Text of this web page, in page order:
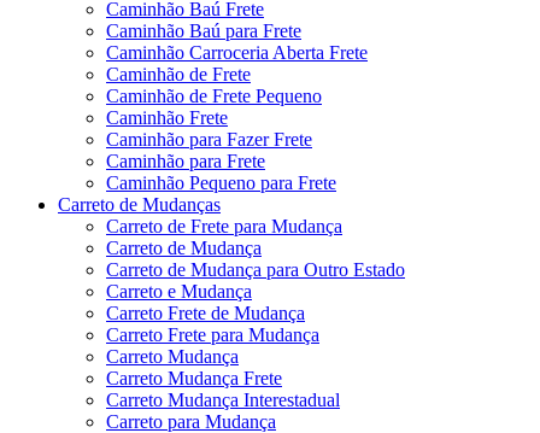
Caminhão Baú Frete
Caminhão Baú para Frete
Caminhão Carroceria Aberta Frete
Caminhão de Frete
Caminhão de Frete Pequeno
Caminhão Frete
Caminhão para Fazer Frete
Caminhão para Frete
Caminhão Pequeno para Frete
Carreto de Mudanças
Carreto de Frete para Mudança
Carreto de Mudança
Carreto de Mudança para Outro Estado
Carreto e Mudança
Carreto Frete de Mudança
Carreto Frete para Mudança
Carreto Mudança
Carreto Mudança Frete
Carreto Mudança Interestadual
Carreto para Mudança